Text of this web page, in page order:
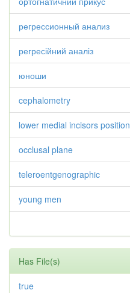
регрессионный анализ
регресійний аналіз
юноши
cephalometry
lower medial incisors position
occlusal plane
teleroentgenographic
young men
Has File(s)
true